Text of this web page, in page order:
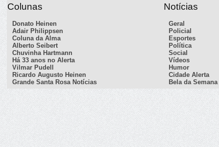
Colunas
Donato Heinen
Adair Philippsen
Coluna da Alma
Alberto Seibert
Chuvinha Hartmann
Há 33 anos no Alerta
Vilmar Pudell
Ricardo Augusto Heinen
Grande Santa Rosa Notícias
Notícias
Geral
Policial
Esportes
Política
Social
Vídeos
Humor
Cidade Alerta
Bela da Semana